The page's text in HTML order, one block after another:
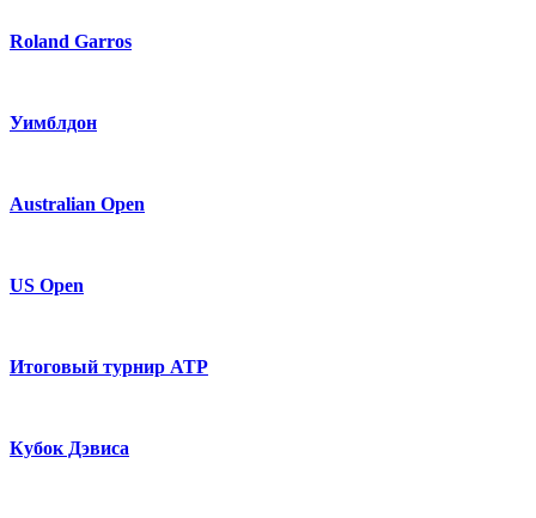
Roland Garros
Уимблдон
Australian Open
US Open
Итоговый турнир ATP
Кубок Дэвиса